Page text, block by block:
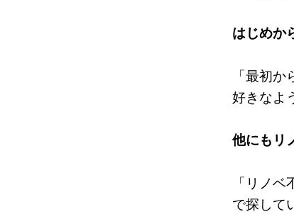
はじめか
「最初
好きなよ
他にもリ
「リノ
で探して